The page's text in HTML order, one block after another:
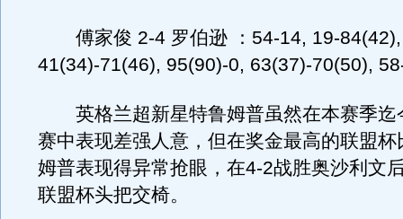
傅家俊 2-4 罗伯逊 ：54-14, 19-84(42),
41(34)-71(46), 95(90)-0, 63(37)-70(50),
英格兰超新星特鲁姆普虽然在本赛季迄
赛中表现差强人意，但在奖金最高的联盟杯
姆普表现得异常抢眼，在4-2战胜奥沙利文
联盟杯头把交椅。